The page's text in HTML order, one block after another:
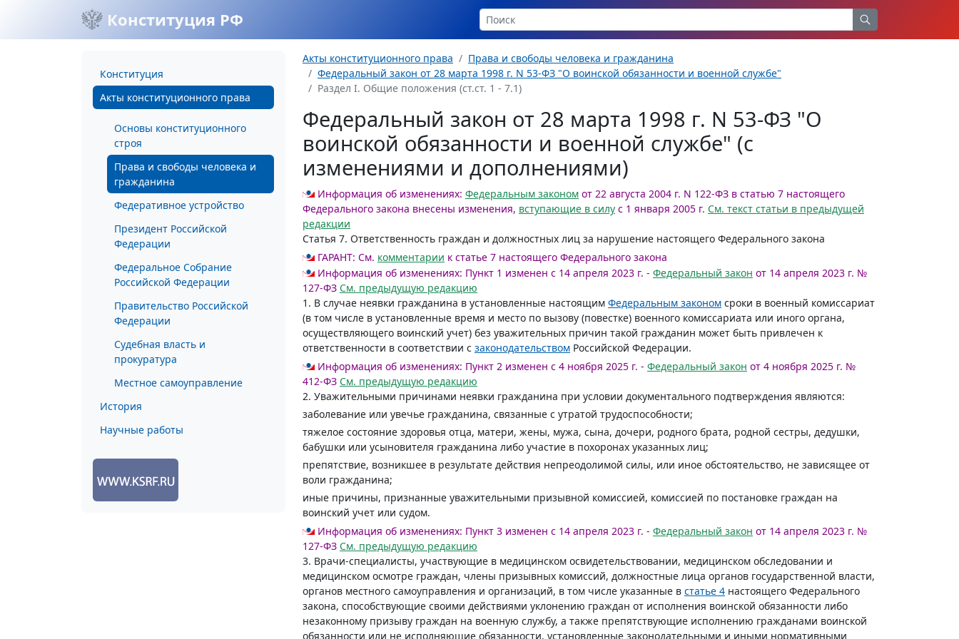
Конституция РФ
Конституция
Акты конституционного права
Основы конституционного
строя
Права и свободы человека и
гражданина
Федеративное устройство
Президент Российской
Федерации
Федеральное Собрание
Российской Федерации
Правительство Российской
Федерации
Судебная власть и
прокуратура
Местное самоуправление
История
Научные работы
Акты конституционного права
Права и свободы человека и гражданина
Федеральный закон от 28 марта 1998 г. N 53-ФЗ "О воинской обязанности и военной службе"
Раздел I. Общие положения (ст.ст. 1 - 7.1)
Федеральный закон от 28 марта 1998 г. N 53-ФЗ "О
воинской обязанности и военной службе" (с
изменениями и дополнениями)
Информация об изменениях: Федеральным законом от 22 августа 2004 г. N 122-ФЗ в статью 7 настоящего
Федерального закона внесены изменения, вступающие в силу с 1 января 2005 г. См. текст статьи в предыдущей
редакции
Статья 7. Ответственность граждан и должностных лиц за нарушение настоящего Федерального закона
ГАРАНТ: См. комментарии к статье 7 настоящего Федерального закона
Информация об изменениях: Пункт 1 изменен с 14 апреля 2023 г. - Федеральный закон от 14 апреля 2023 г. №
127-ФЗ См. предыдущую редакцию
1. В случае неявки гражданина в установленные настоящим Федеральным законом сроки в военный комиссариат
(в том числе в установленные время и место по вызову (повестке) военного комиссариата или иного органа,
осуществляющего воинский учет) без уважительных причин такой гражданин может быть привлечен к
ответственности в соответствии с законодательством Российской Федерации.
Информация об изменениях: Пункт 2 изменен с 4 ноября 2025 г. - Федеральный закон от 4 ноября 2025 г. №
412-ФЗ См. предыдущую редакцию
2. Уважительными причинами неявки гражданина при условии документального подтверждения являются:
заболевание или увечье гражданина, связанные с утратой трудоспособности;
тяжелое состояние здоровья отца, матери, жены, мужа, сына, дочери, родного брата, родной сестры, дедушки,
бабушки или усыновителя гражданина либо участие в похоронах указанных лиц;
препятствие, возникшее в результате действия непреодолимой силы, или иное обстоятельство, не зависящее от
воли гражданина;
иные причины, признанные уважительными призывной комиссией, комиссией по постановке граждан на
воинский учет или судом.
Информация об изменениях: Пункт 3 изменен с 14 апреля 2023 г. - Федеральный закон от 14 апреля 2023 г. №
127-ФЗ См. предыдущую редакцию
3. Врачи-специалисты, участвующие в медицинском освидетельствовании, медицинском обследовании и
медицинском осмотре граждан, члены призывных комиссий, должностные лица органов государственной власти,
органов местного самоуправления и организаций, в том числе указанные в статье 4 настоящего Федерального
закона, способствующие своими действиями уклонению граждан от исполнения воинской обязанности либо
незаконному призыву граждан на военную службу, а также препятствующие исполнению гражданами воинской
обязанности или не исполняющие обязанности, установленные законодательными и иными нормативными